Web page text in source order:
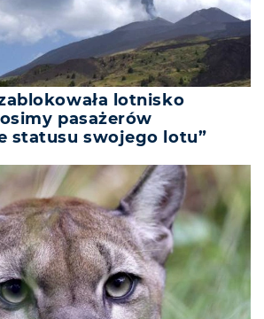
lotnisko
pasażerów
statusu swojego lotu”